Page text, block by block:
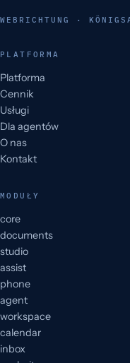
WEBRICHTUNG ·
PLATFORMA
Platforma
Cennik
Usługi
Dla agentów
O nas
Kontakt
MODUŁY
core
documents
studio
assist
phone
agent
workspace
calendar
inbox